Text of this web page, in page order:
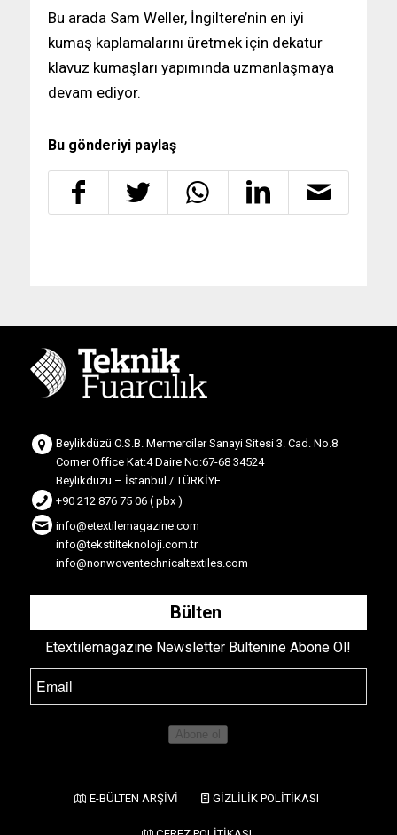
Bu arada Sam Weller, İngiltere’nin en iyi
kumaş kaplamalarını üretmek için dekatur
klavuz kumaşları yapımında uzmanlaşmaya
devam ediyor.
Bu gönderiyi paylaş
Beylikdüzü O.S.B. Mermerciler Sanayi Sitesi 3. Cad. No.8
Corner Office Kat:4 Daire No:67-68 34524
Beylikdüzü – İstanbul / TÜRKİYE
+90 212 876 75 06 ( pbx )
info@etextilemagazine.com
info@tekstilteknoloji.com.tr
info@nonwoventechnicaltextiles.com
Bülten
Etextilemagazine Newsletter Bültenine Abone Ol!
Abone ol
E-BÜLTEN ARŞİVİ GİZLİLİK POLİTİKASI